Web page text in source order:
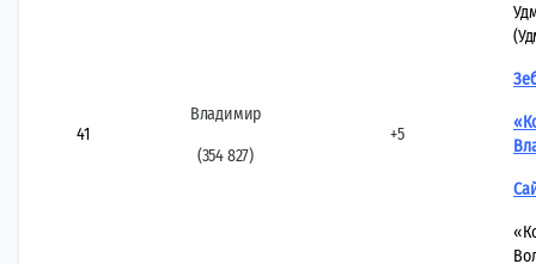
41
Владимир
(354 827)
+5